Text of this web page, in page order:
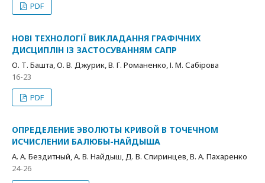
PDF
НОВІ ТЕХНОЛОГІЇ ВИКЛАДАННЯ ГРАФІЧНИХ
ДИСЦИПЛІН ІЗ ЗАСТОСУВАННЯМ САПР
О. Т. Башта, О. В. Джурик, В. Г. Романенко, І. М. Сабірова
16-23
PDF
ОПРЕДЕЛЕНИЕ ЭВОЛЮТЫ КРИВОЙ В ТОЧЕЧНОМ
ИСЧИСЛЕНИИ БАЛЮБЫ-НАЙДЫША
А. А. Бездитный, А. В. Найдыш, Д. В. Спиринцев, В. А. Пахаренко
24-26